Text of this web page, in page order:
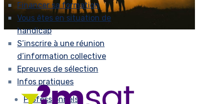
Financer sa formation
Vous êtes en situation de
handicap
S’inscrire à une réunion
d’information collective
Epreuves de sélection
Infos pratiques
Professionnels